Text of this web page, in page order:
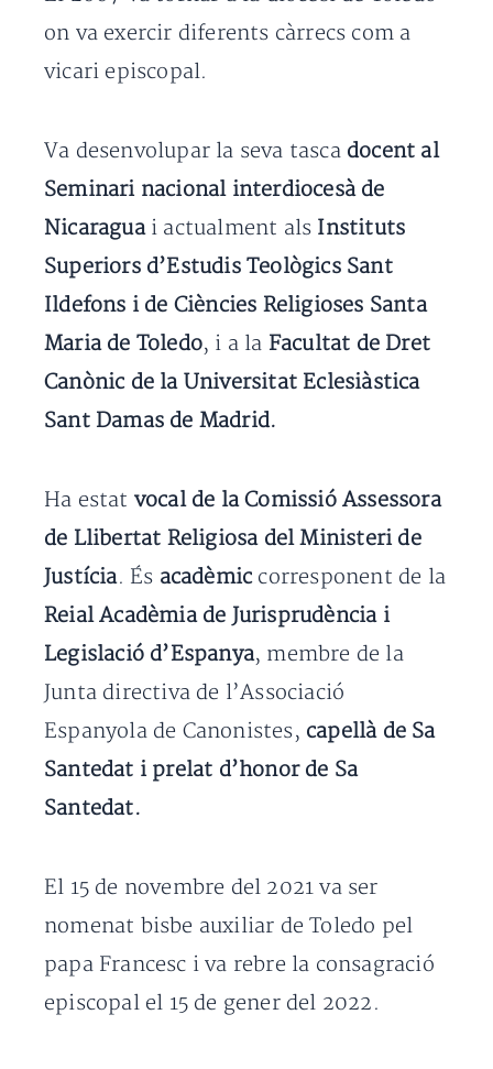
on va exercir diferents càrrecs com a
vicari episcopal.
Va desenvolupar la seva tasca docent al
Seminari nacional interdiocesà de
Nicaraguai actualment als Instituts
Superiors d’Estudis Teològics Sant
Ildefons i de Ciències Religioses Santa
Maria de Toledo, i a la Facultat de Dret
Canònic de la Universitat Eclesiàstica
Sant Damas de Madrid.
Ha estat vocal de la Comissió Assessora
de Llibertat Religiosa del Ministeri de
Justícia. És acadèmic corresponent de la
Reial Acadèmia de Jurisprudència i
Legislació d’Espanya, membre de la
Junta directiva de l’Associació
Espanyola de Canonistes, capellà de Sa
Santedat i prelat d’honor de Sa
Santedat.
El 15 de novembre del 2021 va ser
nomenat bisbe auxiliar de Toledo pel
papa Francesc i va rebre la consagració
episcopal el 15 de gener del 2022.